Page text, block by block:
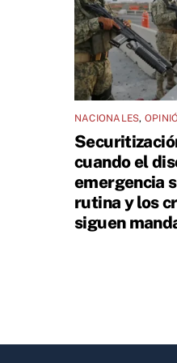
NACIONALES,
cuando el
emergencia
rutina y los
siguen